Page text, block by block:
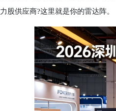
力股供应商?这里就是你的雷达阵。